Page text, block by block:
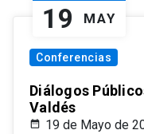
19 MAY
Conferencias
Diálogos
Valdés
19 de Mayo de